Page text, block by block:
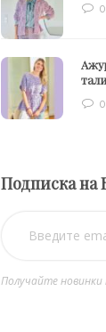
0
0
Подписка на
Получайте